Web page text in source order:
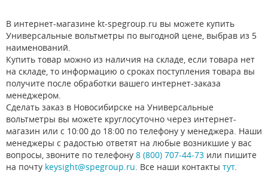
В интернет-магазине kt-spegroup.ru вы можете купить
Универсальные вольтметры по выгодной цене, выбрав из 5
наименований.
Купить товар можно из наличия на складе, если товара нет
на складе, то информацию о сроках поступления товара вы
получите после обработки вашего интернет-заказа
менеджером.
Сделать заказ в Новосибирске на Универсальные
вольтметры вы можете круглосуточно через интернет-
магазин или с 10:00 до 18:00 по телефону у менеджера. Наши
менеджеры с радостью ответят на любые возникшие у вас
вопросы, звоните по телефону 8 (800) 707-44-73 или пишите
на почту keysight@spegroup.ru . Все наши контакты тут.